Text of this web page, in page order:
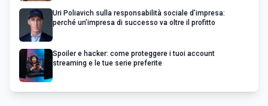
Uri Poliavich sulla responsabilità sociale d’impresa:
perché un’impresa di successo va oltre il profitto
Spoiler e hacker: come proteggere i tuoi account
streaming e le tue serie preferite